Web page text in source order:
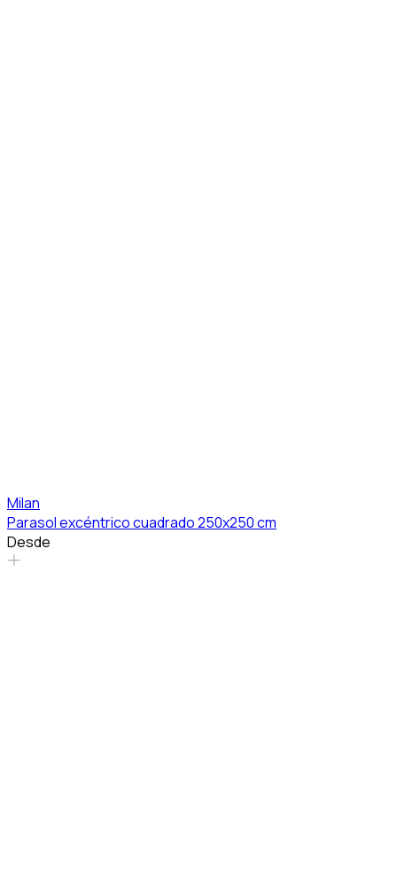
Milan
Parasol excéntrico cuadrado 250x250 cm
Desde